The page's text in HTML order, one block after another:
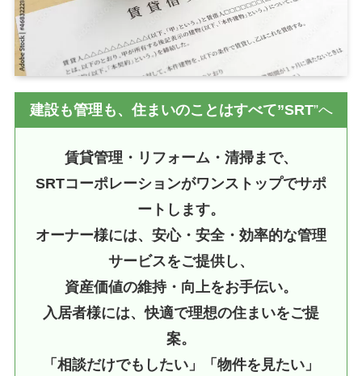
建設も管理も、住まいのことはすべて”SRT”へ
賃貸管理・リフォーム・清掃まで、
SRTコーポレーションがワンストップでサポ
ートします。
オーナー様には、安心・安全・効率的な管理
サービスをご提供し、
資産価値の維持・向上をお手伝い。
入居者様には、快適で理想の住まいをご提
案。
「相談だけでもしたい」「物件を見たい」